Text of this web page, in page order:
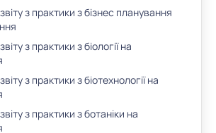
з практики з бізнес планування
з практики з біології на
з практики з біотехнології на
з практики з ботаніки на